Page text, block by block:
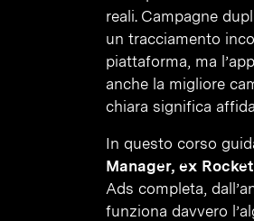
reali. Campagne
un tracciamento
piattaforma, ma
anche la migliore
chiara significa
In questo corso
Manager, ex
Ads completa,
funziona davvero